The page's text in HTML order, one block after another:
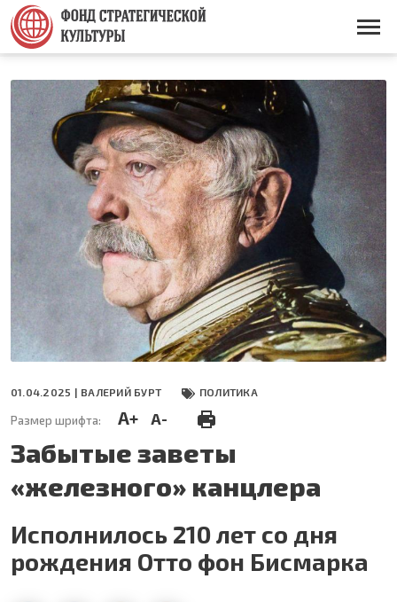
Перейти
основному
содержанию
Основная
01.04.2025 | ВАЛЕРИЙ БУРТ ПОЛИТИКА
Размер шрифта: A+ A-
Забытые заветы
«железного» канцлера
Исполнилось 210 лет со дня
рождения Отто фон Бисмарка